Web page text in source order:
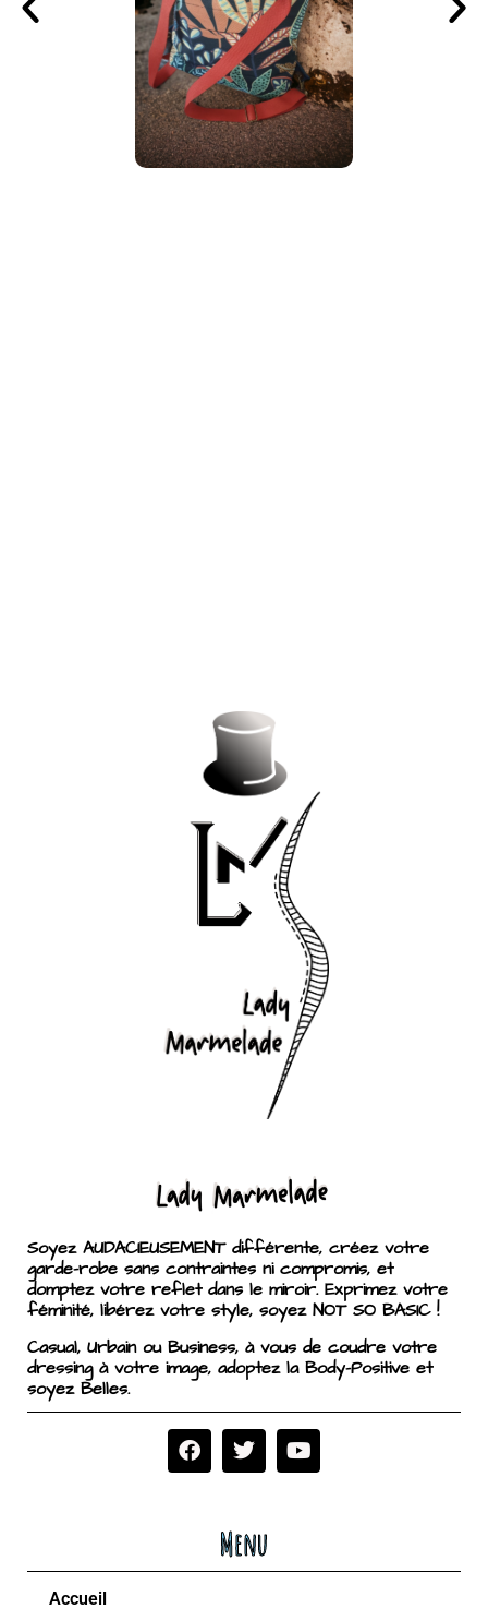
Soyez AUDACIEUSEMENT différente, créez votre
garde-robe sans contraintes ni compromis, et
domptez votre reflet dans le miroir. Exprimez votre
féminité, libérez votre style, soyez NOT SO BASIC !
Casual, Urbain ou Business, à vous de coudre votre
dressing à votre image, adoptez la Body-Positive et
soyez Belles.
Menu
Accueil